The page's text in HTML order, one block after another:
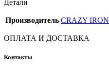
Детали
Производитель CRAZY IRON
ОПЛАТА И ДОСТАВКА
Контакты